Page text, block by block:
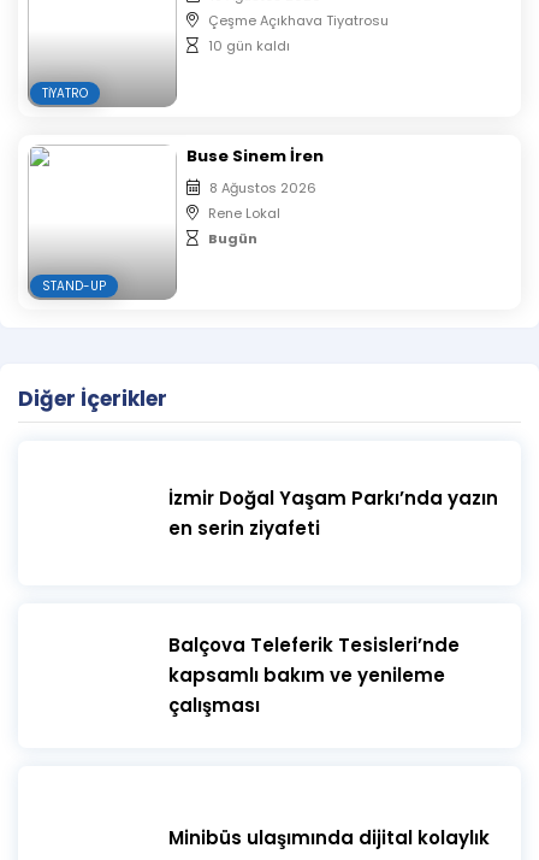
TIYATRO
Çeşme Açıkhava Tiyatrosu
10 gün kaldı
STAND-UP
Buse Sinem İren
8 Ağustos 2026
Rene Lokal
Bugün
Diğer İçerikler
İzmir Doğal Yaşam Parkı’nda yazın
en serin ziyafeti
​Balçova Teleferik Tesisleri’nde
kapsamlı bakım ve yenileme
çalışması
Minibüs ulaşımında dijital kolaylık